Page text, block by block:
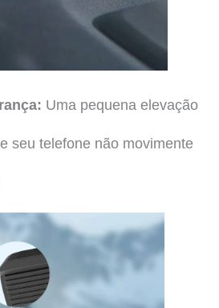
Uma pequena elevação
seu telefone não movimente